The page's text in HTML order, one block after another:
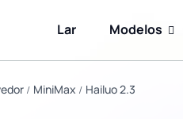
Lar Modelos
MiniMax Hailuo 2.3